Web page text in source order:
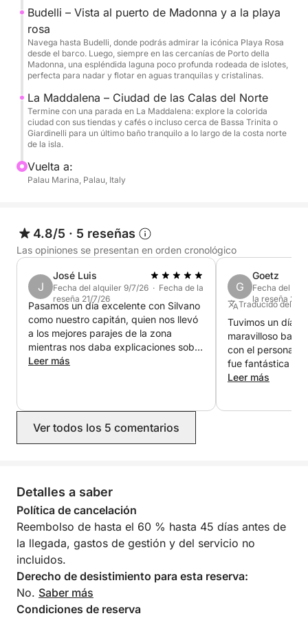
rosada que se ha convertido en un símbolo de la
magia natural del archipiélago.
A mitad del día, también tendrá la opción de parar
en un restaurante local de la isla, donde podrá
deleitarse con mariscos frescos y especialidades
regionales, todo servido en un impresionante
entorno mediterráneo.
Lo que distingue a este tour es la combinación de
comodidad, exploración y autenticidad. A diferencia
A bordo, disfrutará de refrescantes refrescos,
cócteles artesanales y un almuerzo recién preparado
servido con aguas turquesas como telón de fondo.
El barco cuenta con un sistema de sonido de alta
calidad para crear el ambiente perfecto, además de
equipo de snorkel y una tabla de paddle surf (SUP)
para quienes deseen explorar bajo y más allá de la
superficie. No es solo un paseo en barco, es un
preciadas de Cerdeña.
Budelli – Vista al puerto de Madonna y a la playa
rosa
Navega hasta Budelli, donde podrás admirar la icónica Playa Rosa
desde el barco. Luego, siempre en las cercanías de Porto della
Madonna, una espléndida laguna poco profunda rodeada de islotes,
perfecta para nadar y flotar en aguas tranquilas y cristalinas.
La Maddalena – Ciudad de las Calas del Norte
Termine con una parada en La Maddalena: explore la colorida
ciudad con sus tiendas y cafés o incluso cerca de Bassa Trinita o
Giardinelli para un último baño tranquilo a lo largo de la costa norte
de la isla.
Vuelta a:
Palau Marina, Palau, Italy
4.8/5 · 5 reseñas
Las opiniones se presentan en orden cronológico
J
José Luis
Fecha del alquiler 9/7/26 · Fecha de la
reseña 21/7/26
Pasamos un día excelente con Silvano
como nuestro capitán, quien nos llevó
a los mejores parajes de la zona
mientras nos daba explicaciones sobre
las zonas y respuestas a todas las
Leer más
G
Goetz
Fecha del
la reseña 24/
Traducido del
Tuvimos un día
maravilloso
con el personal
fue fantástica y
simplemente
Leer más
Ver todos los 5 comentarios
Detalles a saber
Política de cancelación
Reembolso de hasta el 60 % hasta 45 días antes de
la llegada, gastos de gestión y del servicio no
incluidos.
Derecho de desistimiento para esta reserva:
No. Saber más
Condiciones de reserva